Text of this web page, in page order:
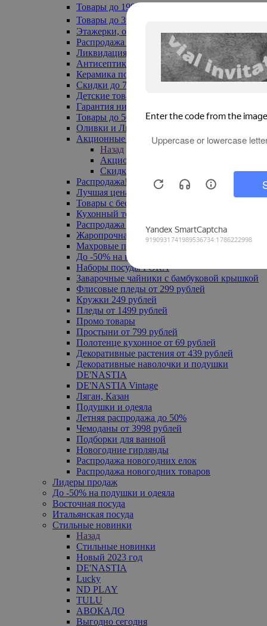
Товары до 199₽
Товары до 399₽
Этажерки, обувницы
Распродажа текстиля до -50%
Ликвидация до -70%
Антисептики
Керамика по 129 руб
Скидки до 70%
Детские товары
Гарантия низкой цены
Товары до 500 руб
Оливки и Лимоны
Акционные товары
Назад
Акционные товары
Скидка 20% по промокоду
Распродажа! Ульяновск до -70%
Лучшая цена
Товары с бесплатной доставкой
Кухонный текстиль
Распродажа до -50%
Жаропрочная посуда
Махровые полотенца
До -50% на ковры
Наборы посуды FORA
Заварочные чайники с бамбуковой крышкой
Флисовые пледы от 299 рублей
Кружки 249 рублей
Пледы от 1499 рублей
Промо товары
Простыни от 799 рублей
Полотенце кухонное от 69 рублей
Декоративные растения от 439 рублей
Декоративные наволочки и подушки
DE'NASTIA
DE'NASTIA Vintage
Ляган, Казан
Подушки и одеяла
Летняя распродажа до 50%
Чемоданы от 3998 рублей
Подборки для ванной
Новогодние гирлянды
Распродажа новогодних елок
Распродажа новогодних товаров
Лидеры продаж
До -50% на подушки и одеяла
Восточная посуда
Итальянская посуда
Стильные новинки
Назад
Стильные новинки
Новый 2023 год
DE'NASTIA
Lucky
ND PLAY
TULU
АВОКАДО
Выгодно сегодня